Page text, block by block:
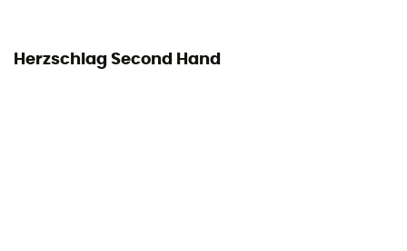
Herzschlag Second Hand